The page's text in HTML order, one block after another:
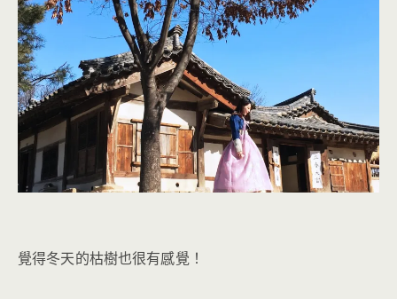
覺得冬天的枯樹也很有感覺！